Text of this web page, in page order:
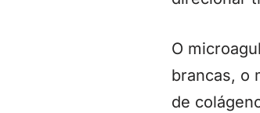
O
brancas, o
de